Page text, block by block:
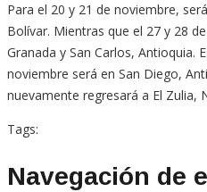
Para el 20 y 21 de noviembre,
Bolívar. Mientras que el 27 y 28
Granada y San Carlos, Antioquia.
noviembre será en San Diego,
nuevamente regresará a El Zulia,
Tags:
Navegación de